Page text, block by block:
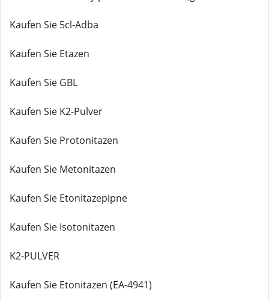
Kaufen Sie 5cl-Adba
Kaufen Sie Etazen
Kaufen Sie GBL
Kaufen Sie K2-Pulver
Kaufen Sie Protonitazen
Kaufen Sie Metonitazen
Kaufen Sie Etonitazepipne
Kaufen Sie Isotonitazen
K2-PULVER
Kaufen Sie Etonitazen (EA-4941)